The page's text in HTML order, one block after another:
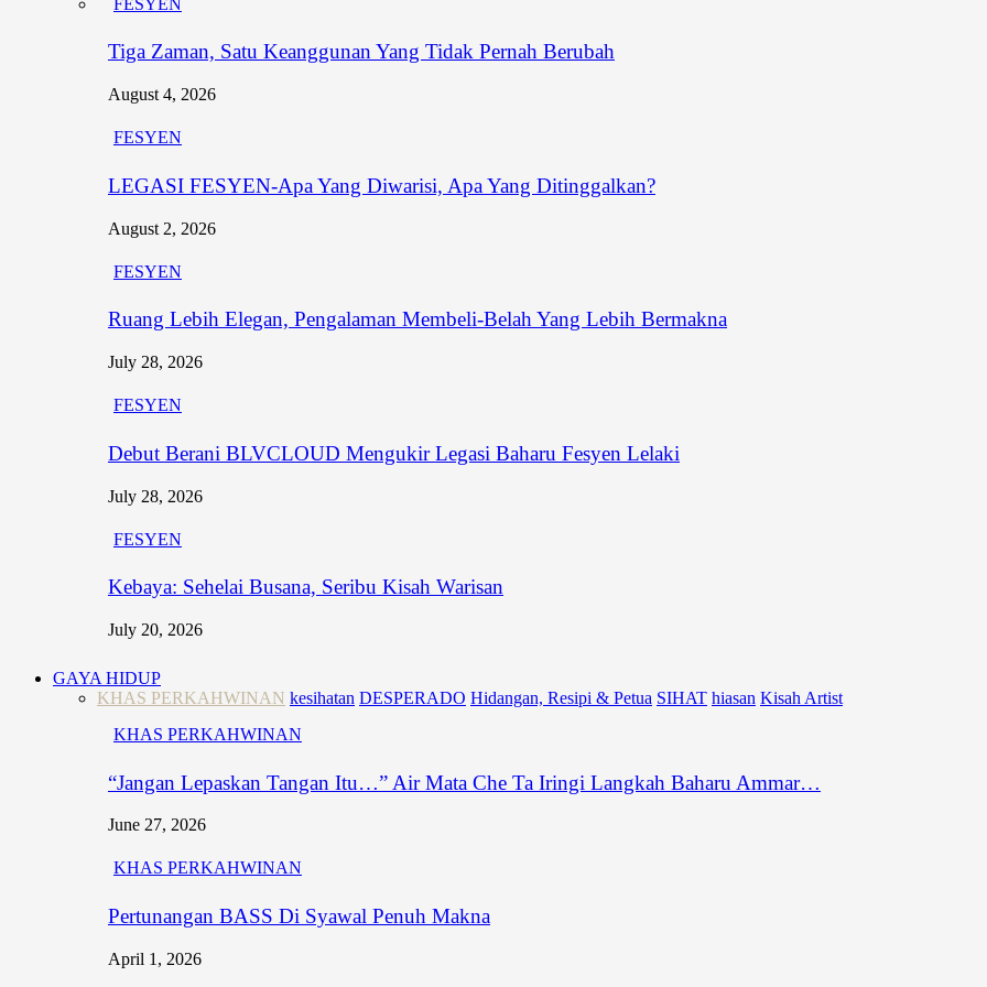
Tiga Zaman, Satu Keanggunan Yang Tidak Pernah Berubah
August 4, 2026
FESYEN
LEGASI FESYEN-Apa Yang Diwarisi, Apa Yang Ditinggalkan?
August 2, 2026
FESYEN
Ruang Lebih Elegan, Pengalaman Membeli-Belah Yang Lebih Bermakna
July 28, 2026
FESYEN
Debut Berani BLVCLOUD Mengukir Legasi Baharu Fesyen Lelaki
July 28, 2026
FESYEN
Kebaya: Sehelai Busana, Seribu Kisah Warisan
July 20, 2026
GAYA HIDUP
KHAS PERKAHWINAN kesihatan DESPERADO Hidangan, Resipi & Petua SIHAT hiasan Kisah Artist
KHAS PERKAHWINAN
“Jangan Lepaskan Tangan Itu…” Air Mata Che Ta Iringi Langkah Baharu Ammar…
June 27, 2026
KHAS PERKAHWINAN
Pertunangan BASS Di Syawal Penuh Makna
April 1, 2026